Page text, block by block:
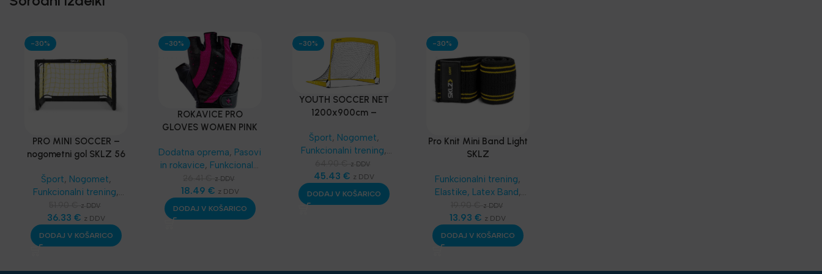
-30%
PRO MINI SOCCER –
nogometni gol SKLZ 56
Šport, Nogomet,
Funkcionalni trening,
SKLZ Funkcionalni
trening, Najnovejša
oprema
z DDV
36.33 € z DDV
DODAJ V KOŠARICO
-30%
ROKAVICE PRO
GLOVES WOMEN PINK
Dodatna oprema, Pasovi
in rokavice, Funkcionalni
,SKLZ
Funkcionalni trening
Najnovejša oprema
z DDV
18.49 € z DDV
DODAJ V KOŠARICO
-30%
YOUTH SOCCER NET
1200x900cm –
Šport, Nogomet,
Funkcionalni trening,
SKLZ Funkcionalni
trening,Najnovejša
oprema
z DDV
45.43 € z DDV
DODAJ V KOŠARICO
-30%
Pro Knit Mini Band Light
SKLZ
Funkcionalni trening,
Elastike, Latex Band,
SKLZ Funkcionalni
trening, Aerobika in
Joga , Najnovejša
z DDV
13.93€ z DDV
DODAJ V KOŠARICO